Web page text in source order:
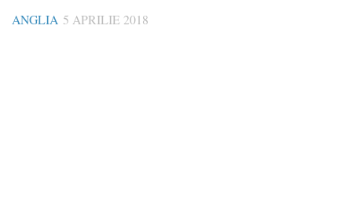
ANGLIA 5 APRILIE 2018